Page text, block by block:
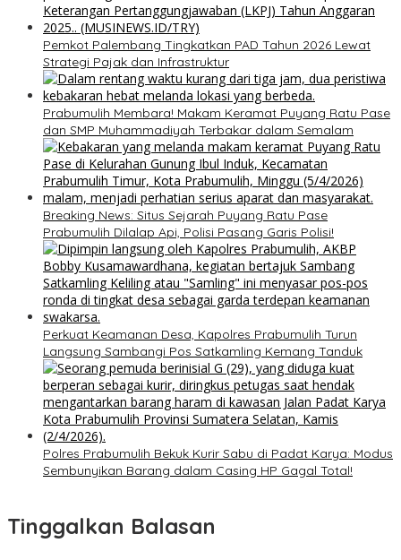
Pemkot Palembang Tingkatkan PAD Tahun 2026 Lewat
Strategi Pajak dan Infrastruktur
Prabumulih Membara! Makam Keramat Puyang Ratu Pase
dan SMP Muhammadiyah Terbakar dalam Semalam
Breaking News: Situs Sejarah Puyang Ratu Pase
Prabumulih Dilalap Api, Polisi Pasang Garis Polisi!
Perkuat Keamanan Desa, Kapolres Prabumulih Turun
Langsung Sambangi Pos Satkamling Kemang Tanduk
Polres Prabumulih Bekuk Kurir Sabu di Padat Karya: Modus
Sembunyikan Barang dalam Casing HP Gagal Total!
Tinggalkan Balasan